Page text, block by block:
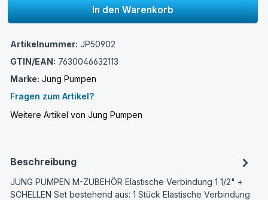
In den Warenkorb
Artikelnummer: JP50902
GTIN/EAN: 7630046632113
Marke: Jung Pumpen
Fragen zum Artikel?
Weitere Artikel von Jung Pumpen
Beschreibung
JUNG PUMPEN M-ZUBEHÖR Elastische Verbindung 1 1/2" +
SCHELLEN Set bestehend aus: 1 Stück Elastische Verbindung